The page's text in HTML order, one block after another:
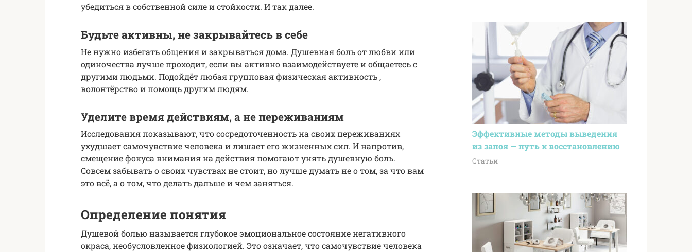
убедиться в собственной силе и стойкости. И так далее.
Будьте активны, не закрывайтесь в себе
Не нужно избегать общения и закрываться дома. Душевная боль от любви или
одиночества лучше проходит, если вы активно взаимодействуете и общаетесь с
другими людьми. Подойдёт любая групповая физическая активность ,
волонтёрство и помощь другим людям.
Уделите время действиям, а не переживаниям
Исследования показывают, что сосредоточенность на своих переживаниях
ухудшает самочувствие человека и лишает его жизненных сил. И напротив,
смещение фокуса внимания на действия помогают унять душевную боль.
Совсем забывать о своих чувствах не стоит, но лучше думать не о том, за что вам
это всё, а о том, что делать дальше и чем заняться.
Определение понятия
Душевой болью называется глубокое эмоциональное состояние негативного
окраса, необусловленное физиологией. Это означает, что самочувствие человека
Эффективные методы выведения
из запоя — путь к восстановлению
Статьи